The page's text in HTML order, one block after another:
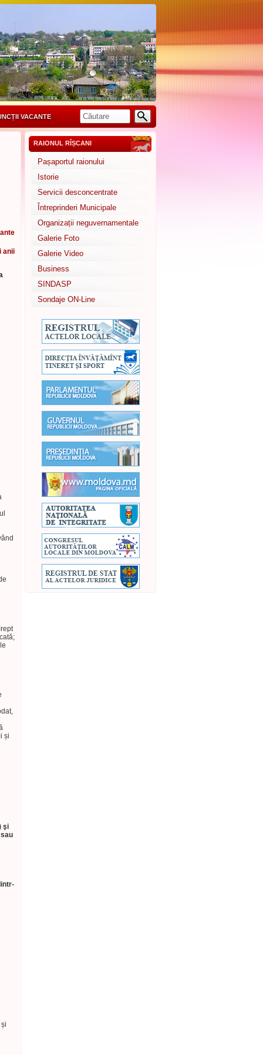
VACANTE
anii
și
şi
RAIONUL RÎȘCANI
Pașaportul raionului
Istorie
Servicii desconcentrate
Întreprinderi Municipale
Organizații neguvernamentale
Galerie Foto
Galerie Video
Business
SINDASP
Sondaje ON-Line